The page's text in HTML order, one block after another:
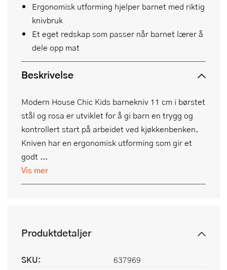
Ergonomisk utforming hjelper barnet med riktig
knivbruk
Et eget redskap som passer når barnet lærer å
dele opp mat
Beskrivelse
Modern House Chic Kids barnekniv 11 cm i børstet
stål og rosa er utviklet for å gi barn en trygg og
kontrollert start på arbeidet ved kjøkkenbenken.
Kniven har en ergonomisk utforming som gir et
godt ...
Vis mer
Produktdetaljer
SKU: 637969